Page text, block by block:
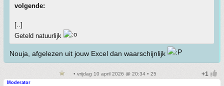
volgende:
[..]
Geteld natuurlijk
Nouja, afgelezen uit jouw Excel dan waarschijnlijk
• vrijdag 10 april 2026 @ 20:34 • 25
Moderator